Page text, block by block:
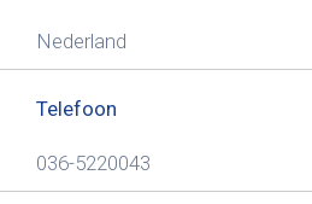
Nederland
Telefoon
036-5220043